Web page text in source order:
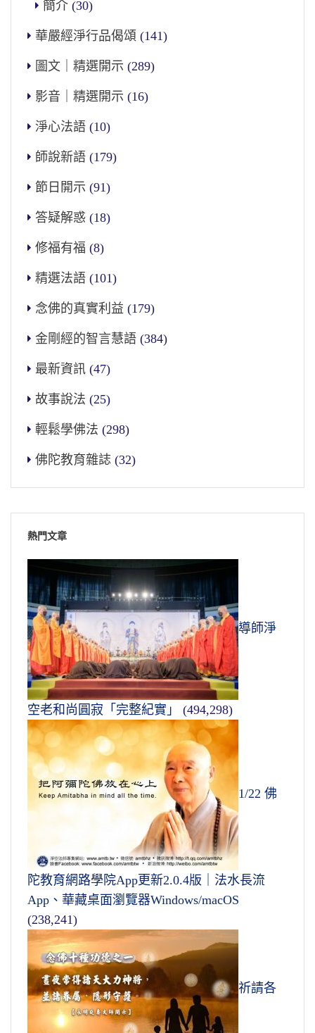
簡介 (30)
華嚴經淨行品偈頌 (141)
圖文｜精選開示 (289)
影音｜精選開示 (16)
淨心法語 (10)
師說新語 (179)
節日開示 (91)
答疑解惑 (18)
修福有福 (8)
精選法語 (101)
念佛的真實利益 (179)
金剛經的智言慧語 (384)
最新資訊 (47)
故事說法 (25)
輕鬆學佛法 (298)
佛陀教育雜誌 (32)
熱門文章
導師淨
空老和尚圓寂「完整紀實」 (494,298)
1/22 佛
陀教育網路學院App更新2.0.4版｜法水長流
App、華藏桌面瀏覽器Windows/macOS
(238,241)
祈請各